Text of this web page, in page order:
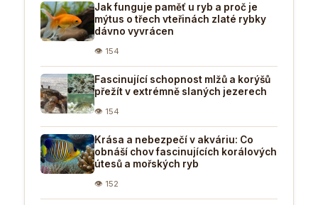
Jak funguje paměť u ryb a proč je
mýtus o třech vteřinách zlaté rybky
dávno vyvrácen
👁 154
Fascinující schopnost mlžů a korýšů
přežít v extrémně slaných jezerech
👁 154
Krása a nebezpečí v akváriu: Co
obnáší chov fascinujících korálových
útesů a mořských ryb
👁 152